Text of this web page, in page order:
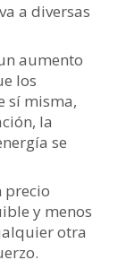
a diversas
aumento
los
sí misma,
la
se
precio
y menos
otra